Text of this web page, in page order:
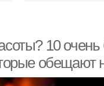
10